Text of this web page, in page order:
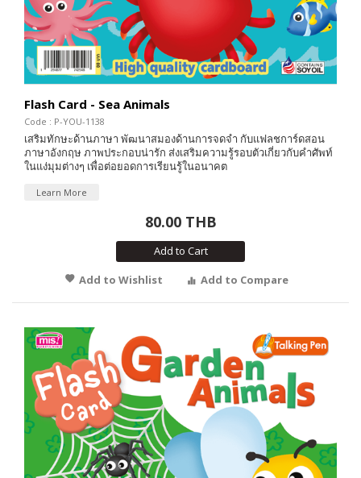
Flash Card - Sea Animals
Code : P-YOU-1138
เสริมทักษะด้านภาษา พัฒนาสมองด้านการจดจำ กับแฟลชการ์ดสอน
ภาษาอังกฤษ ภาพประกอบน่ารัก ส่งเสริมความรู้รอบตัวเกี่ยวกับคำศัพท์
ในแง่มุมต่างๆ เพื่อต่อยอดการเรียนรู้ในอนาคต
Learn More
80.00 THB
Add to Cart
Add to Wishlist
Add to Compare